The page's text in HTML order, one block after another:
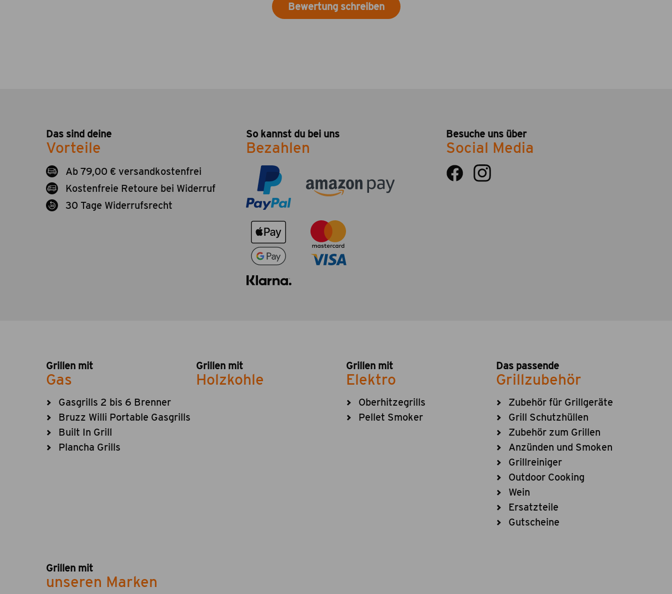
Bewertung schreiben
Das sind deine
Vorteile
Ab 79,00 € versandkostenfrei
Kostenfreie Retoure bei Widerruf
30 Tage Widerrufsrecht
So kannst du bei uns
Bezahlen
Besuche uns über
Social Media
Grillen mit
Gas
Gasgrills 2 bis 6 Brenner
Bruzz Willi Portable Gasgrills
Built In Grill
Plancha Grills
Grillen mit
Holzkohle
Grillen mit
Elektro
Oberhitzegrills
Pellet Smoker
Das passende
Grillzubehör
Zubehör für Grillgeräte
Grill Schutzhüllen
Zubehör zum Grillen
Anzünden und Smoken
Grillreiniger
Outdoor Cooking
Wein
Ersatzteile
Gutscheine
Grillen mit
unseren Marken